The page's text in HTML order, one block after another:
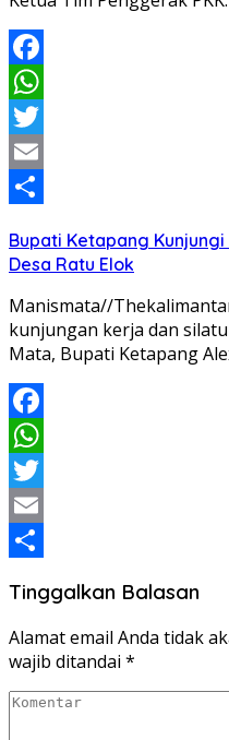
Facebook
WhatsApp
Twitter
Email
Bupati Ketapang
Desa Ratu Elok
Manismata//
kunjungan kerja dan
Mata, Bupati Ketapang
Facebook
WhatsApp
Twitter
Email
Tinggalkan Balasan
Alamat email Anda tidak
wajib ditandai *